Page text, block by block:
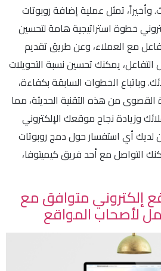
تمثل عملية إضافة روبوتات
خطوة استراتيجية هامة لتحسين
مع العملاء، وعن طريق تقديم
يمكنك تحسين نسبة التحويلات
وباتباع الخطوات السابقة بكفاءة،
من هذه التقنية الحديثة، مما
وزيادة نجاح موقعك الإلكتروني
لديك أي استفسار حول دمج روبوتات
التواصل مع أحد فريق كيميتوفا،
إلكتروني متوافق مع
لأصحاب المواقع